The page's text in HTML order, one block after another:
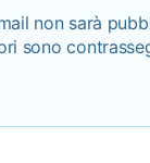
non sarà
sono